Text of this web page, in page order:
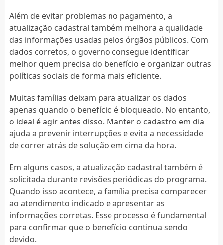
Além de evitar problemas no pagamento, a
atualização cadastral também melhora a qualidade
das informações usadas pelos órgãos públicos. Com
dados corretos, o governo consegue identificar
melhor quem precisa do benefício e organizar outras
políticas sociais de forma mais eficiente.
Muitas famílias deixam para atualizar os dados
apenas quando o benefício é bloqueado. No entanto,
o ideal é agir antes disso. Manter o cadastro em dia
ajuda a prevenir interrupções e evita a necessidade
de correr atrás de solução em cima da hora.
Em alguns casos, a atualização cadastral também é
solicitada durante revisões periódicas do programa.
Quando isso acontece, a família precisa comparecer
ao atendimento indicado e apresentar as
informações corretas. Esse processo é fundamental
para confirmar que o benefício continua sendo
devido.